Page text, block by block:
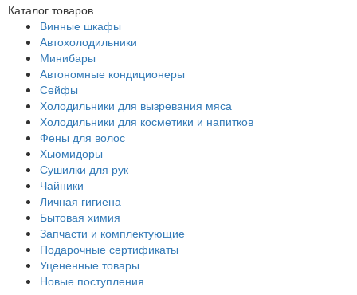
Каталог товаров
Винные шкафы
Автохолодильники
Минибары
Автономные кондиционеры
Сейфы
Холодильники для вызревания мяса
Холодильники для косметики и напитков
Фены для волос
Хьюмидоры
Сушилки для рук
Чайники
Личная гигиена
Бытовая химия
Запчасти и комплектующие
Подарочные сертификаты
Уцененные товары
Новые поступления